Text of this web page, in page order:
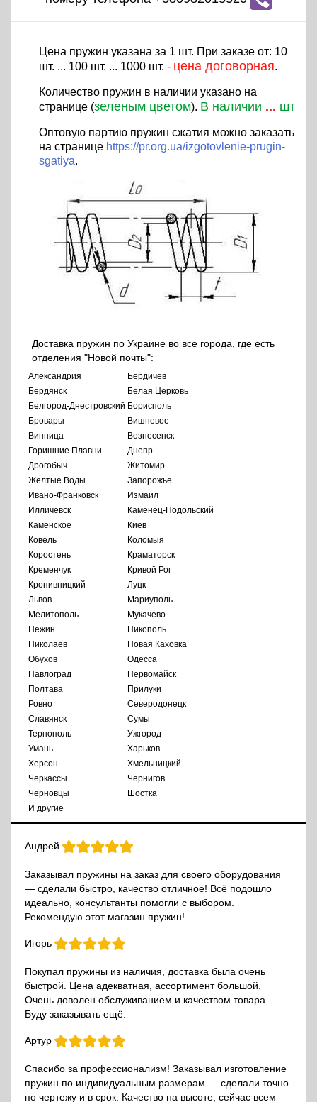
Цена пружин указана за 1 шт. При заказе от: 10
шт. ... 100 шт. ... 1000 шт. - цена договорная.
Количество пружин в наличии указано на
странице (зеленым цветом). В наличии ... шт
Оптовую партию пружин сжатия можно заказать
на странице https://pr.org.ua/izgotovlenie-prugin-
sgatiya.
Доставка пружин по Украине во все города, где есть
отделения "Новой почты":
Александрия
Бердичев
Бердянск
Белая Церковь
Белгород-Днестровский Борисполь
Бровары
Вишневое
Винница
Вознесенск
Горишние Плавни
Днепр
Дрогобыч
Житомир
Желтые Воды
Запорожье
Ивано-Франковск
Измаил
Илличевск
Каменец-Подольский
Каменское
Киев
Ковель
Коломыя
Коростень
Краматорск
Кременчук
Кривой Рог
Кропивницкий
Луцк
Львов
Мариуполь
Мелитополь
Мукачево
Нежин
Никополь
Николаев
Новая Каховка
Обухов
Одесса
Павлоград
Первомайск
Полтава
Прилуки
Ровно
Северодонецк
Славянск
Сумы
Тернополь
Ужгород
Умань
Харьков
Херсон
Хмельницкий
Черкассы
Чернигов
Черновцы
Шостка
И другие
Андрей
Заказывал пружины на заказ для своего оборудования
— сделали быстро, качество отличное! Всё подошло
идеально, консультанты помогли с выбором.
Рекомендую этот магазин пружин!
Игорь
Покупал пружины из наличия, доставка была очень
быстрой. Цена адекватная, ассортимент большой.
Очень доволен обслуживанием и качеством товара.
Буду заказывать ещё.
Артур
Спасибо за профессионализм! Заказывал изготовление
пружин по индивидуальным размерам — сделали точно
по чертежу и в срок. Качество на высоте, сейчас всем